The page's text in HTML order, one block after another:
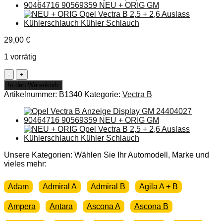
29,00 €
1 vorrätig
Reparaturblech
Rücklicht
hinten
links
Opel
Vectra
Neu
Original
Menge
In den Warenkorb
Artikelnummer: B1340 Kategorie: Vectra B
Unsere Kategorien: Wählen Sie Ihr Automodell, Marke und
vieles mehr:
Adam Admiral A Admiral B Agila A + B
Ampera Antara Ascona A Ascona B